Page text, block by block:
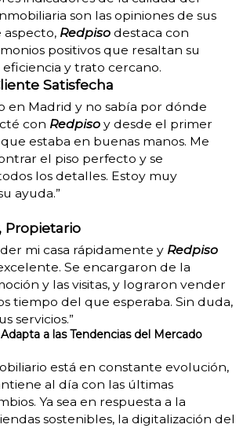
son las opiniones de sus
aspecto, Redpisodestaca con
positivos que resaltan su
eficiencia y trato cercano.
Satisfecha
en Madrid y no sabía por dónde
con Redpisoy desde el primer
estaba en buenas manos. Me
el piso perfecto y se
los detalles. Estoy muy
ayuda.”
Propietario
mi casa rápidamente y Redpiso
Se encargaron de la
y las visitas, y lograron vender
tiempo del que esperaba. Sin duda,
servicios.”
a las Tendencias del Mercado
está en constante evolución,
al día con las últimas
Ya sea en respuesta a la
sostenibles, la digitalización del